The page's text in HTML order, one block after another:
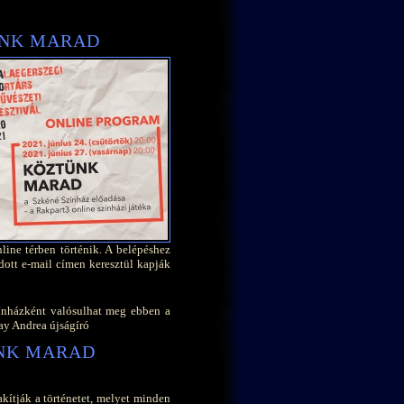
MARAD
térben történik. A belépéshez
e-mail címen keresztül kapják
valósulhat meg ebben a
Andrea újságíró
MARAD
a történetet, melyet minden